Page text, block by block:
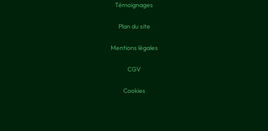
Témoignages
Plan du site
Mentions légales
CGV
Cookies